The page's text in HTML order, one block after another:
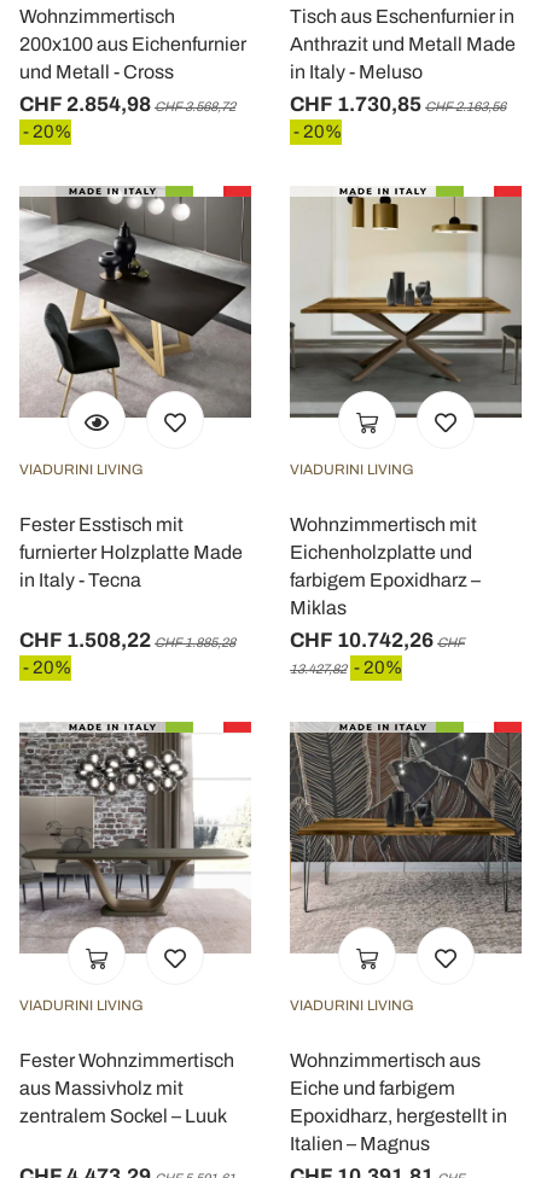
Wohnzimmertisch
200x100 aus Eichenfurnier
und Metall - Cross
CHF 2.854,98 CHF 3.568,72
- 20%
Tisch aus Eschenfurnier in
Anthrazit und Metall Made
in Italy - Meluso
CHF 1.730,85 CHF 2.163,56
- 20%
VIADURINI LIVING
Fester Esstisch mit
furnierter Holzplatte Made
in Italy - Tecna
CHF 1.508,22 CHF 1.885,28
- 20%
VIADURINI LIVING
Wohnzimmertisch mit
Eichenholzplatte und
farbigem Epoxidharz –
Miklas
CHF 10.742,26 CHF
13.427,82 - 20%
VIADURINI LIVING
Fester Wohnzimmertisch
aus Massivholz mit
zentralem Sockel – Luuk
VIADURINI LIVING
Wohnzimmertisch aus
Eiche und farbigem
Epoxidharz, hergestellt in
Italien – Magnus